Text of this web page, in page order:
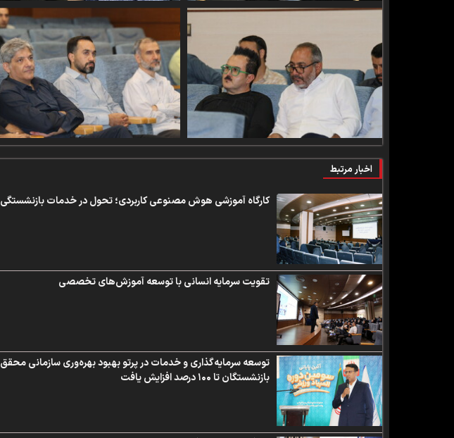
اخبار مرتبط
کارگاه آموزشی هوش مصنوعی کاربردی؛ تحول در خدمات بازنشستگی
تقویت سرمایه انسانی با توسعه آموزش‌های تخصصی
بازنشستگان تا ۱۰۰ درصد افزایش یافت